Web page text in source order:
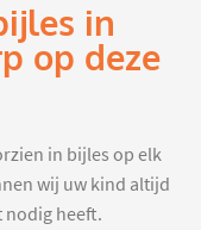
in
op deze
in bijles op elk
wij uw kind altijd
heeft.